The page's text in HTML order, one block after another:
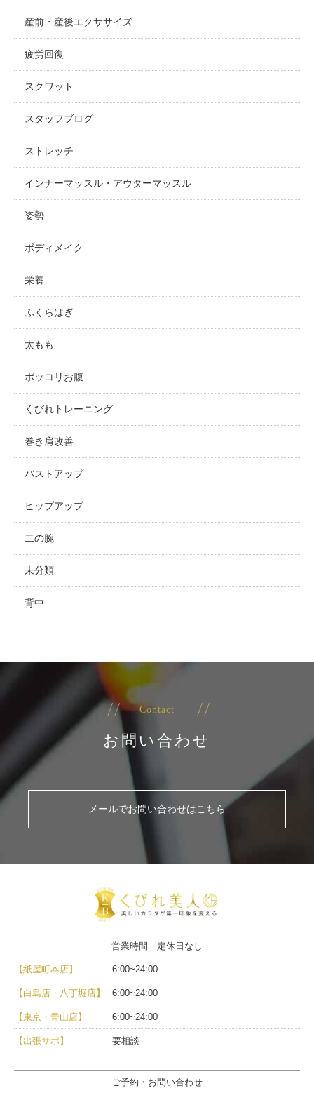
産前・産後エクササイズ
疲労回復
スクワット
スタッフブログ
ストレッチ
インナーマッスル・アウターマッスル
姿勢
ボディメイク
栄養
ふくらはぎ
太もも
ポッコリお腹
くびれトレーニング
巻き肩改善
バストアップ
ヒップアップ
二の腕
未分類
背中
Contact
お問い合わせ
メールでお問い合わせはこちら
営業時間 定休日なし
【紙屋町本店】 6:00~24:00
【白島店・八丁堀店】 6:00~24:00
【東京・青山店】 6:00~24:00
【出張サポ】 要相談
ご予約・お問い合わせ